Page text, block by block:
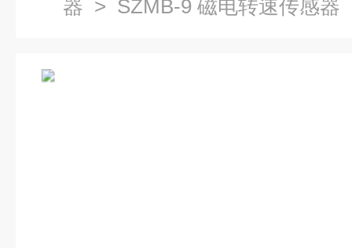
器 > SZMB-9 磁电转速传感器